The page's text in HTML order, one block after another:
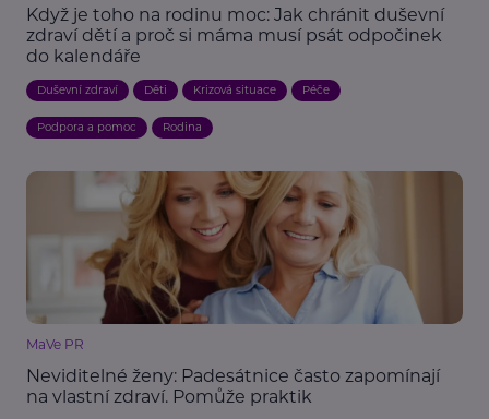
Když je toho na rodinu moc: Jak chránit duševní
zdraví dětí a proč si máma musí psát odpočinek
do kalendáře
Duševní zdraví Děti Krizová situace Péče
Podpora a pomoc Rodina
MaVe PR
Neviditelné ženy: Padesátnice často zapomínají
na vlastní zdraví. Pomůže praktik